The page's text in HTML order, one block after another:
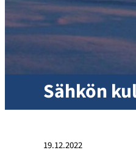
Sähkön
19.12.2022